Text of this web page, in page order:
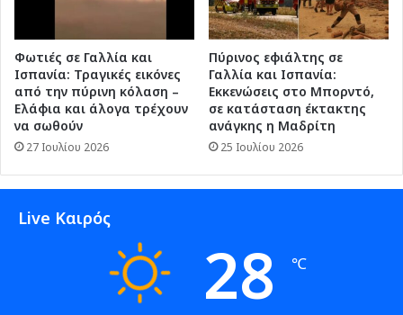
Φωτιές σε Γαλλία και
Ισπανία: Τραγικές εικόνες
από την πύρινη κόλαση –
Ελάφια και άλογα τρέχουν
να σωθούν
27 Ιουλίου 2026
Πύρινος εφιάλτης σε
Γαλλία και Ισπανία:
Εκκενώσεις στο Μπορντό,
σε κατάσταση έκτακτης
ανάγκης η Μαδρίτη
25 Ιουλίου 2026
Live Καιρός
28 ℃